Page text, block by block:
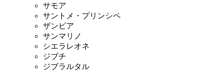
サモア
サントメ・プリンシペ
ザンビア
サンマリノ
シエラレオネ
ジブチ
ジブラルタル